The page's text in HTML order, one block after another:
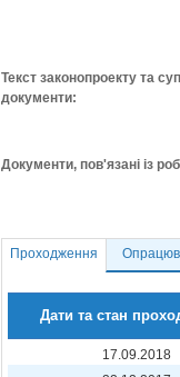
Текст законопроекту та
документи:
Документи, пов'язані із
Проходження
Дати та стан
17.09.2018